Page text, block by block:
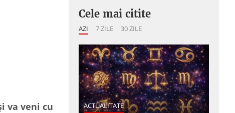
va veni cu
Cele mai citite
AZI 7 ZILE 30 ZILE
ACTUALITATE